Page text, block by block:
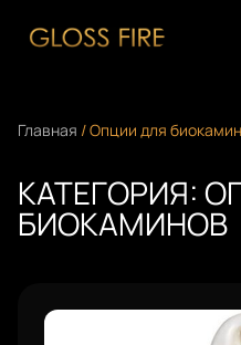
Главная / Опции для
КАТЕГОРИЯ:
БИОКАМИНОВ